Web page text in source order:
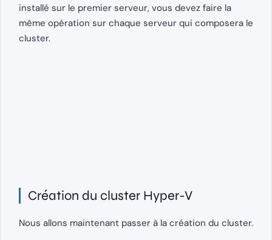
installé sur le premier serveur, vous devez faire la
même opération sur chaque serveur qui composera le
cluster.
Création du cluster Hyper-V
Nous allons maintenant passer à la création du cluster.